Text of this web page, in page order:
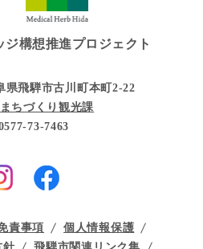
ジ構想推進プロジェクト
飛騨市古川町本町2-22
まちづくり観光課
73-7463
責事項
個人情報保護